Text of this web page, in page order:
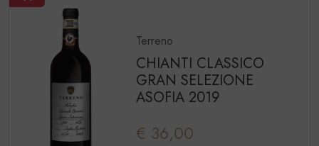
Terreno
CHIANTI CLASSICO
GRAN SELEZIONE
ASOFIA 2019
€ 36,00